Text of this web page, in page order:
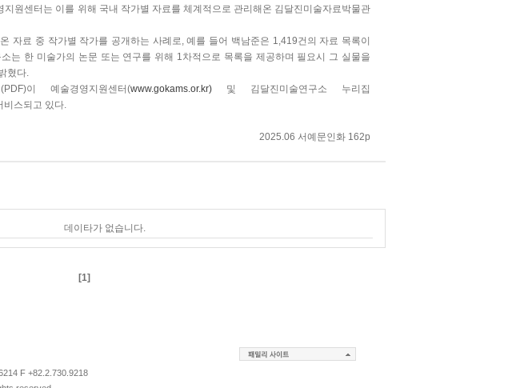
원센터는 이를 위해 국내 작가별 자료를 체계적으로 관리해온 김달진미술자료박물관
자료 중 작가별 작가를 공개하는 사례로, 예를 들어 백남준은 1,419건의 자료 목록이
는 한 미술가의 논문 또는 연구를 위해 1차적으로 목록을 제공하며 필요시 그 실물을
혔다.
이 예술경영지원센터(www.gokams.or.kr)및 김달진미술연구소 누리집
비스되고 있다.
2025.06 서예문인화 162p
데이타가 없습니다.
[1]
F +82.2.730.9218